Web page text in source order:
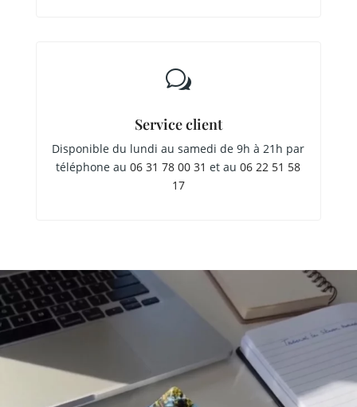
w
Service client
Disponible du lundi au samedi de 9h à 21h par
téléphone au06 31 78 00 31 et au06 22 51 58
17